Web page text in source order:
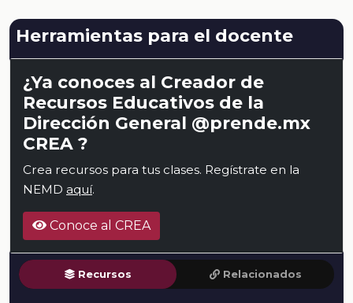
Herramientas para el docente
¿Ya conoces al Creador de
Recursos Educativos de la
Dirección General @prende.mx
CREA ?
Crea recursos para tus clases. Regístrate en la
NEMD aquí.
Conoce al CREA
Recursos Relacionados